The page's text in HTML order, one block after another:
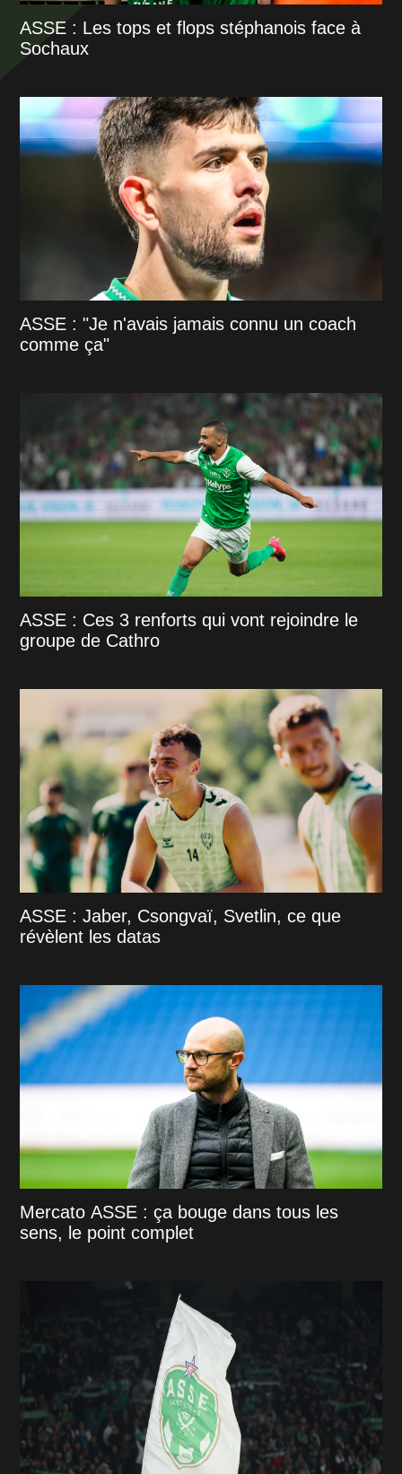
ASSE : Les tops et flops stéphanois face à
Sochaux
ASSE : "Je n'avais jamais connu un coach
comme ça"
ASSE : Ces 3 renforts qui vont rejoindre le
groupe de Cathro
ASSE : Jaber, Csongvaï, Svetlin, ce que
révèlent les datas
Mercato ASSE : ça bouge dans tous les
sens, le point complet